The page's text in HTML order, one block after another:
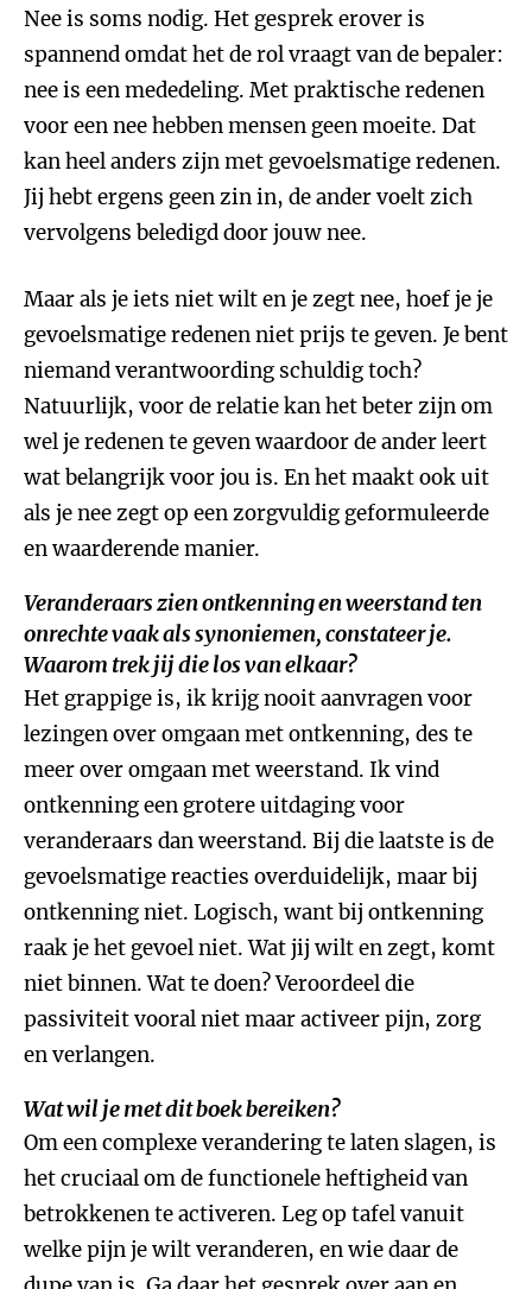
Nee is soms nodig. Het gesprek erover is
spannend omdat het de rol vraagt van de bepaler:
nee is een mededeling. Met praktische redenen
voor een nee hebben mensen geen moeite. Dat
kan heel anders zijn met gevoelsmatige redenen.
Jij hebt ergens geen zin in, de ander voelt zich
vervolgens beledigd door jouw nee.
Maar als je iets niet wilt en je zegt nee, hoef je je
gevoelsmatige redenen niet prijs te geven. Je bent
niemand verantwoording schuldig toch?
Natuurlijk, voor de relatie kan het beter zijn om
wel je redenen te geven waardoor de ander leert
wat belangrijk voor jou is. En het maakt ook uit
als je nee zegt op een zorgvuldig geformuleerde
en waarderende manier.
Veranderaars zien ontkenning en weerstand ten
onrechte vaak als synoniemen, constateer je.
Waarom trek jij die los van elkaar?
Het grappige is, ik krijg nooit aanvragen voor
lezingen over omgaan met ontkenning, des te
meer over omgaan met weerstand. Ik vind
ontkenning een grotere uitdaging voor
veranderaars dan weerstand. Bij die laatste is de
gevoelsmatige reacties overduidelijk, maar bij
ontkenning niet. Logisch, want bij ontkenning
raak je het gevoel niet. Wat jij wilt en zegt, komt
niet binnen. Wat te doen? Veroordeel die
passiviteit vooral niet maar activeer pijn, zorg
en verlangen.
Wat wil je met dit boek bereiken?
Om een complexe verandering te laten slagen, is
het cruciaal om de functionele heftigheid van
betrokkenen te activeren. Leg op tafel vanuit
welke pijn je wilt veranderen, en wie daar de